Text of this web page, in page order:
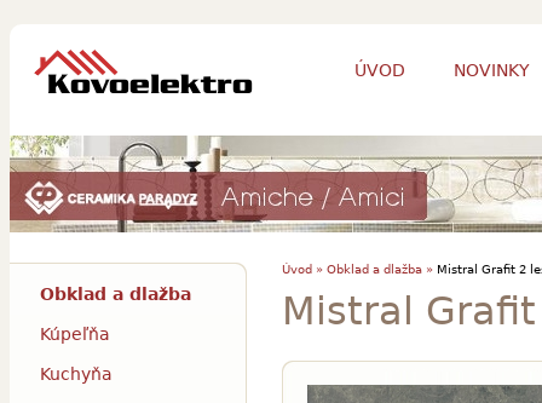
ÚVOD NOVINKY
Úvod » Obklad a dlažba »Mistral Grafit 2
Mistral
Obklad a dlažba
Kúpeľňa
Kuchyňa